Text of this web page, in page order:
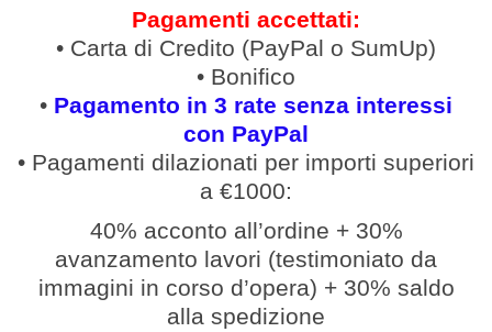
Pagamenti accettati:
• Carta di Credito (PayPal o SumUp)
• Bonifico
• Pagamento in 3 rate senza interessi
con PayPal
• Pagamenti dilazionati per importi superiori
a €1000:
40% acconto all’ordine + 30%
avanzamento lavori (testimoniato da
immagini in corso d’opera) + 30% saldo
alla spedizione